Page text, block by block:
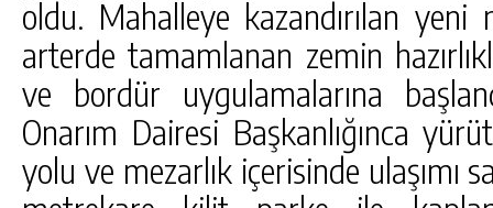
oldu. Mahalleye kazandırılan yeni
arterde tamamlanan zemin
ve bordür uygulamalarına
Onarım Dairesi Başkanlığınca
yolu ve mezarlık içerisinde